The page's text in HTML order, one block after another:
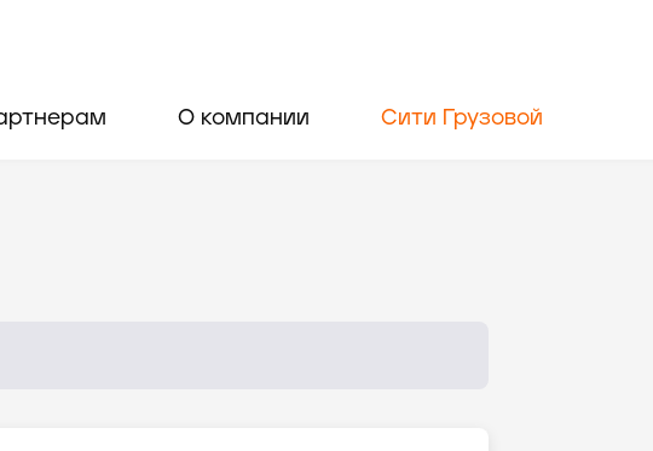
О компании Сити Грузовой